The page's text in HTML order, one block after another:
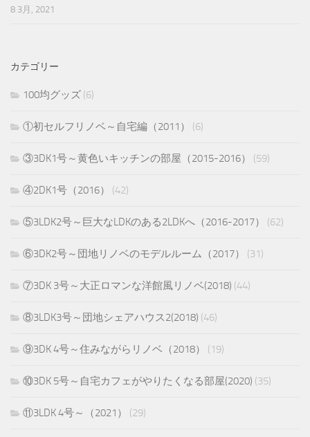
8 3月, 2021
カテゴリー
100均グッズ (6)
①初セルフリノベ～自宅編（2011） (6)
③3DK1号～黄色いキッチンの部屋（2015-2016） (59)
④2DK1号（2016） (42)
⑤3LDK2号～巨大なLDKのある2LDKへ（2016-2017） (62)
⑥3DK2号～団地リノベのモデルルーム（2017） (31)
⑦3DK 3号～大正ロマンな洋館風リノベ(2018) (44)
⑧3LDK3号～団地シェアハウス2(2018) (46)
⑨3DK 4号～住みながらリノベ（2018） (19)
⑩3DK 5号～自宅カフェがやりたくなる部屋(2020) (35)
⑪3LDK 4号～（2021） (29)